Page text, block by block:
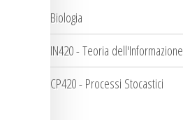
Biologia
IN420 - Teoria dell'Informazione
CP420 - Processi Stocastici